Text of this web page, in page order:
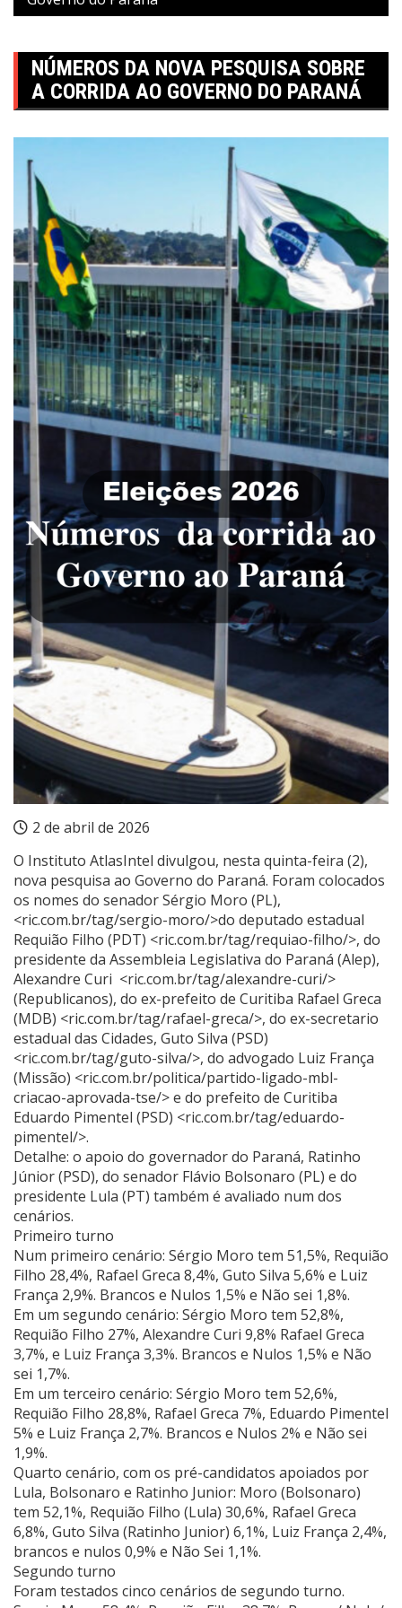
NÚMEROS DA NOVA PESQUISA SOBRE
A CORRIDA AO GOVERNO DO PARANÁ
2 de abril de 2026
O Instituto AtlasIntel divulgou, nesta quinta-feira (2),
nova pesquisa ao Governo do Paraná. Foram colocados
os nomes do senador Sérgio Moro (PL),
<ric.com.br/tag/sergio-moro/>do deputado estadual
Requião Filho (PDT) <ric.com.br/tag/requiao-filho/>, do
presidente da Assembleia Legislativa do Paraná (Alep),
Alexandre Curi <ric.com.br/tag/alexandre-curi/>
(Republicanos), do ex-prefeito de Curitiba Rafael Greca
(MDB) <ric.com.br/tag/rafael-greca/>, do ex-secretario
estadual das Cidades, Guto Silva (PSD)
<ric.com.br/tag/guto-silva/>, do advogado Luiz França
(Missão) <ric.com.br/politica/partido-ligado-mbl-
criacao-aprovada-tse/> e do prefeito de Curitiba
Eduardo Pimentel (PSD) <ric.com.br/tag/eduardo-
pimentel/>.
Detalhe: o apoio do governador do Paraná, Ratinho
Júnior (PSD), do senador Flávio Bolsonaro (PL) e do
presidente Lula (PT) também é avaliado num dos
cenários.
Primeiro turno
Num primeiro cenário: Sérgio Moro tem 51,5%, Requião
Filho 28,4%, Rafael Greca 8,4%, Guto Silva 5,6% e Luiz
França 2,9%. Brancos e Nulos 1,5% e Não sei 1,8%.
Em um segundo cenário: Sérgio Moro tem 52,8%,
Requião Filho 27%, Alexandre Curi 9,8% Rafael Greca
3,7%, e Luiz França 3,3%. Brancos e Nulos 1,5% e Não
sei 1,7%.
Em um terceiro cenário: Sérgio Moro tem 52,6%,
Requião Filho 28,8%, Rafael Greca 7%, Eduardo Pimentel
5% e Luiz França 2,7%. Brancos e Nulos 2% e Não sei
1,9%.
Quarto cenário, com os pré-candidatos apoiados por
Lula, Bolsonaro e Ratinho Junior: Moro (Bolsonaro)
tem 52,1%, Requião Filho (Lula) 30,6%, Rafael Greca
6,8%, Guto Silva (Ratinho Junior) 6,1%, Luiz França 2,4%,
brancos e nulos 0,9% e Não Sei 1,1%.
Segundo turno
Foram testados cinco cenários de segundo turno.